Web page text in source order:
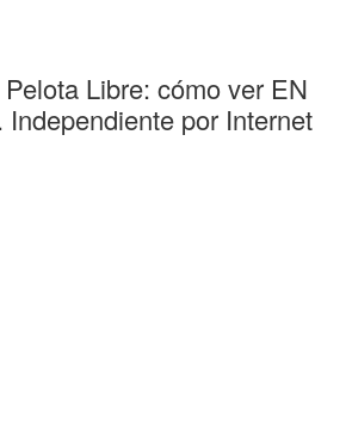
Libre: cómo ver EN
por Internet